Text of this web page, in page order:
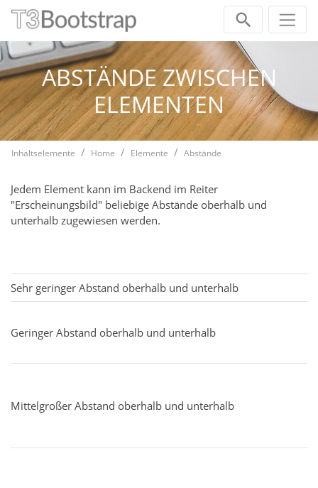
Zum Inhalt springen
ABSTÄNDE ZWISCHEN
ELEMENTEN
Inhaltselemente Home Elemente Abstände
Jedem Element kann im Backend im Reiter
"Erscheinungsbild" beliebige Abstände oberhalb und
unterhalb zugewiesen werden.
Sehr geringer Abstand oberhalb und unterhalb
Geringer Abstand oberhalb und unterhalb
Mittelgroßer Abstand oberhalb und unterhalb